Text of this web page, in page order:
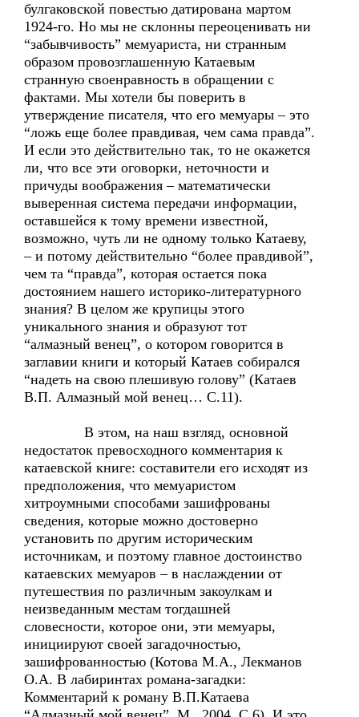
булгаковской повестью датирована мартом
1924-го. Но мы не склонны переоценивать ни
“забывчивость” мемуариста, ни странным
образом провозглашенную Катаевым
странную своенравность в обращении с
фактами. Мы хотели бы поверить в
утверждение писателя, что его мемуары – это
“ложь еще более правдивая, чем сама правда”.
И если это действительно так, то не окажется
ли, что все эти оговорки, неточности и
причуды воображения – математически
выверенная система передачи информации,
оставшейся к тому времени известной,
возможно, чуть ли не одному только Катаеву,
– и потому действительно “более правдивой”,
чем та “правда”, которая остается пока
достоянием нашего историко-литературного
знания? В целом же крупицы этого
уникального знания и образуют тот
“алмазный венец”, о котором говорится в
заглавии книги и который Катаев собирался
“надеть на свою плешивую голову” (Катаев
В.П. Алмазный мой венец… С.11).
В этом, на наш взгляд, основной
недостаток превосходного комментария к
катаевской книге: составители его исходят из
предположения, что мемуаристом
хитроумными способами зашифрованы
сведения, которые можно достоверно
установить по другим историческим
источникам, и поэтому главное достоинство
катаевских мемуаров – в наслаждении от
путешествия по различным закоулкам и
неизведанным местам тогдашней
словесности, которое они, эти мемуары,
инициируют своей загадочностью,
зашифрованностью (Котова М.А., Лекманов
О.А. В лабиринтах романа-загадки:
Комментарий к роману В.П.Катаева